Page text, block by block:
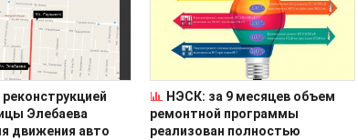
реконструкцией
Элебаева
движения авто
НЭСК: за 9 месяцев объем
ремонтной программы
реализован полностью